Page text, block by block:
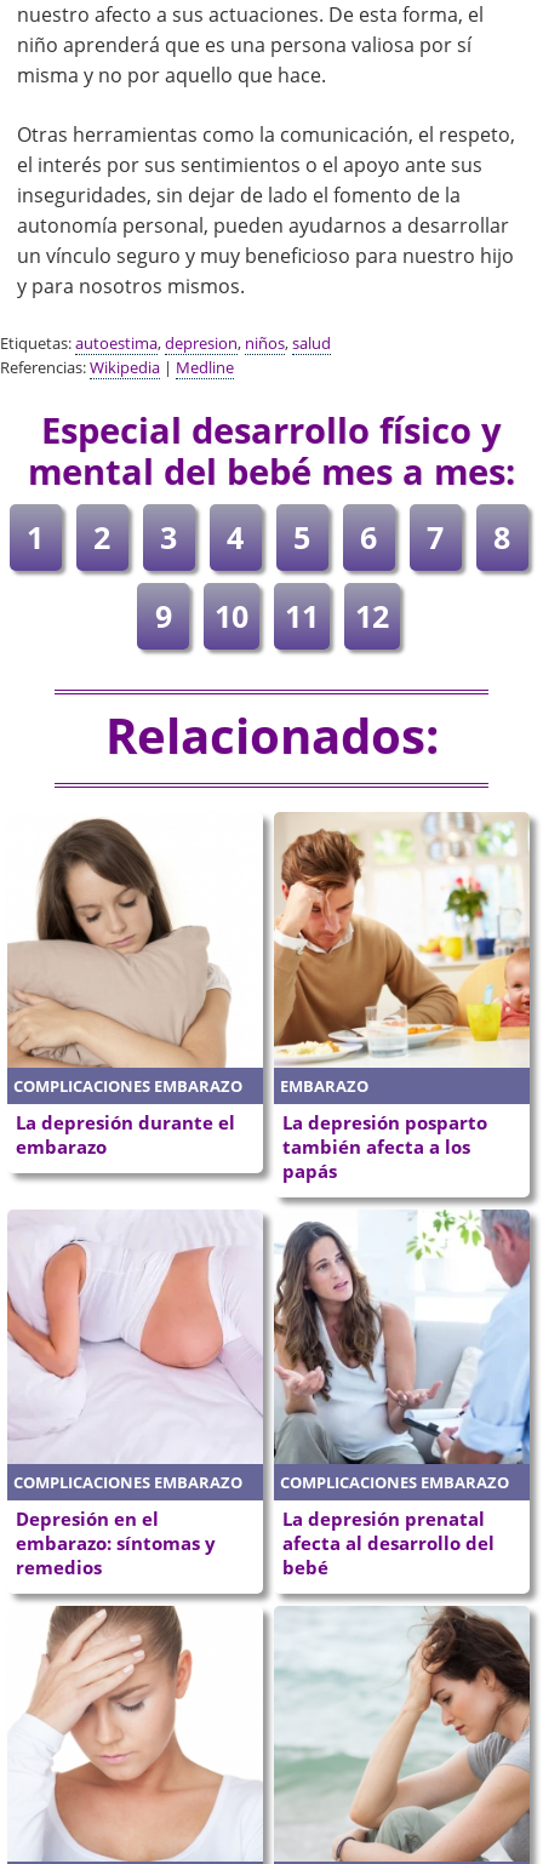
nuestro afecto a sus actuaciones. De esta forma, el
niño aprenderá que es una persona valiosa por sí
misma y no por aquello que hace.
Otras herramientas como la comunicación, el respeto,
el interés por sus sentimientos o el apoyo ante sus
inseguridades, sin dejar de lado el fomento de la
autonomía personal, pueden ayudarnos a desarrollar
un vínculo seguro y muy beneficioso para nuestro hijo
y para nosotros mismos.
Etiquetas:autoestima,depresion, niños,salud
Referencias:Wikipedia | Medline
Especial desarrollo físico y
mental del bebé mes a mes:
1 2 3 4 5 6 7
8
9
10 11 12
Relacionados:
COMPLICACIONES EMBARAZO
La depresión durante el
embarazo
EMBARAZO
La depresión posparto
también afecta a los
papás
COMPLICACIONES EMBARAZO
Depresión en el
embarazo: síntomas y
remedios
COMPLICACIONES EMBARAZO
La depresión prenatal
afecta al desarrollo del
bebé